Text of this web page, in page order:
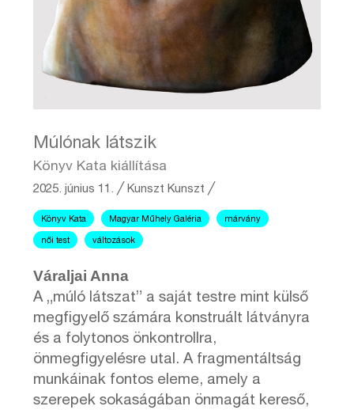
Múlónak látszik
Könyv Kata kiállítása
2025. június 11. ╱Kunszt Kunszt ╱
Könyv Kata Magyar Műhely Galéria márvány
női test változások
Váraljai Anna
A „múló látszat” a saját testre mint külső
megfigyelő számára konstruált látványra
és a folytonos önkontrollra,
önmegfigyelésre utal. A fragmentáltság
munkáinak fontos eleme, amely a
szerepek sokaságában önmagát kereső,